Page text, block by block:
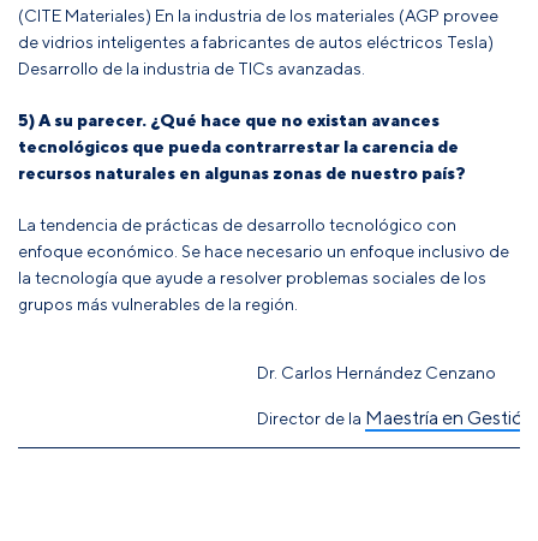
(CITE Materiales) En la industria de los materiales (AGP provee
de vidrios inteligentes a fabricantes de autos eléctricos Tesla)
Desarrollo de la industria de TICs avanzadas.
5) A su parecer. ¿Qué hace que no existan avances
tecnológicos que pueda contrarrestar la carencia de
recursos naturales en algunas zonas de nuestro país?
La tendencia de prácticas de desarrollo tecnológico con
enfoque económico. Se hace necesario un enfoque inclusivo de
la tecnología que ayude a resolver problemas sociales de los
grupos más vulnerables de la región.
Dr. Carlos Hernández Cenzano
Director de la Maestría en